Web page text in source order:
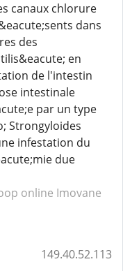
canaux chlorure
dans
des
en
de l'intestin
intestinale
par un type
Strongyloides
infestation du
due
online Imovane
149.40.52.113